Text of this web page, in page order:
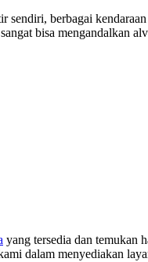
berbagai
bisa mengandalkan
yang tersedia dan temukan
dalam menyediakan